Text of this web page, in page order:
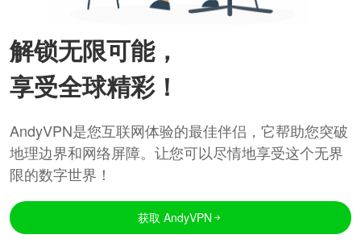
解锁无限可能，
享受全球精彩！
AndyVPN是您互联网体验的最佳伴侣，它帮助您突破
地理边界和网络屏障。让您可以尽情地享受这个无界
限的数字世界！
获取 AndyVPN